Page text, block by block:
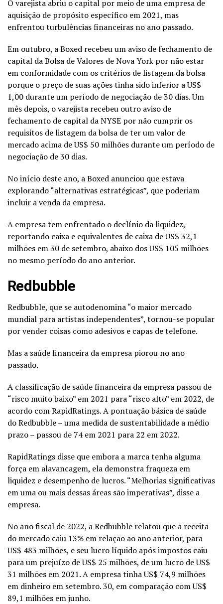
O varejista abriu o capital por meio de uma empresa de
aquisição de propósito específico em 2021, mas
enfrentou turbulências financeiras no ano passado.
Em outubro, a Boxed recebeu um aviso de fechamento de
capital da Bolsa de Valores de Nova York por não estar
em conformidade com os critérios de listagem da bolsa
porque o preço de suas ações tinha sido inferior a US$
1,00 durante um período de negociação de 30 dias. Um
mês depois, o varejista recebeu outro aviso de
fechamento de capital da NYSE por não cumprir os
requisitos de listagem da bolsa de ter um valor de
mercado acima de US$ 50 milhões durante um período de
negociação de 30 dias.
No início deste ano, a Boxed anunciou que estava
explorando “alternativas estratégicas”, que poderiam
incluir a venda da empresa.
A empresa tem enfrentado o declínio da liquidez,
reportando caixa e equivalentes de caixa de US$ 32,1
milhões em 30 de setembro, abaixo dos US$ 105 milhões
no mesmo período do ano anterior.
Redbubble
Redbubble, que se autodenomina “o maior mercado
mundial para artistas independentes”, tornou-se popular
por vender coisas como adesivos e capas de telefone.
Mas a saúde financeira da empresa piorou no ano
passado.
A classificação de saúde financeira da empresa passou de
“risco muito baixo” em 2021 para “risco alto” em 2022, de
acordo com RapidRatings. A pontuação básica de saúde
do Redbubble – uma medida de sustentabilidade a médio
prazo – passou de 74 em 2021 para 22 em 2022.
RapidRatings disse que embora a marca tenha alguma
força em alavancagem, ela demonstra fraqueza em
liquidez e desempenho de lucros. “Melhorias significativas
em uma ou mais dessas áreas são imperativas”, disse a
empresa.
No ano fiscal de 2022, a Redbubble relatou que a receita
do mercado caiu 13% em relação ao ano anterior, para
US$ 483 milhões, e seu lucro líquido após impostos caiu
para um prejuízo de US$ 25 milhões, de um lucro de US$
31 milhões em 2021. A empresa tinha US$ 74,9 milhões
em dinheiro em setembro. 30, em comparação com US$
89,1 milhões em junho.